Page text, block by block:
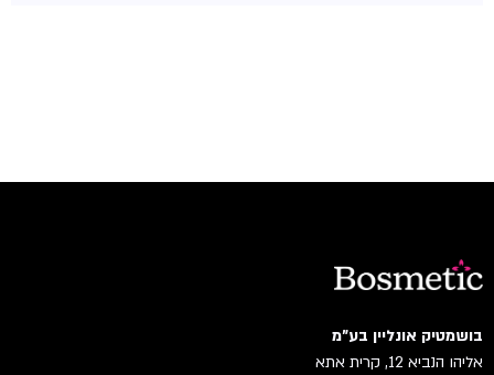
בושמטיק אונליין בע"מ
אליהו הנביא 12, קרית אתא